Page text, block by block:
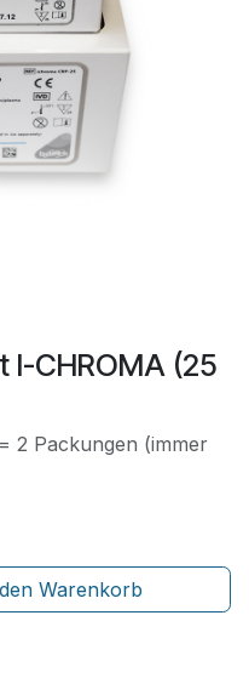
I-CHROMA (25
2 Packungen (immer
Warenkorb